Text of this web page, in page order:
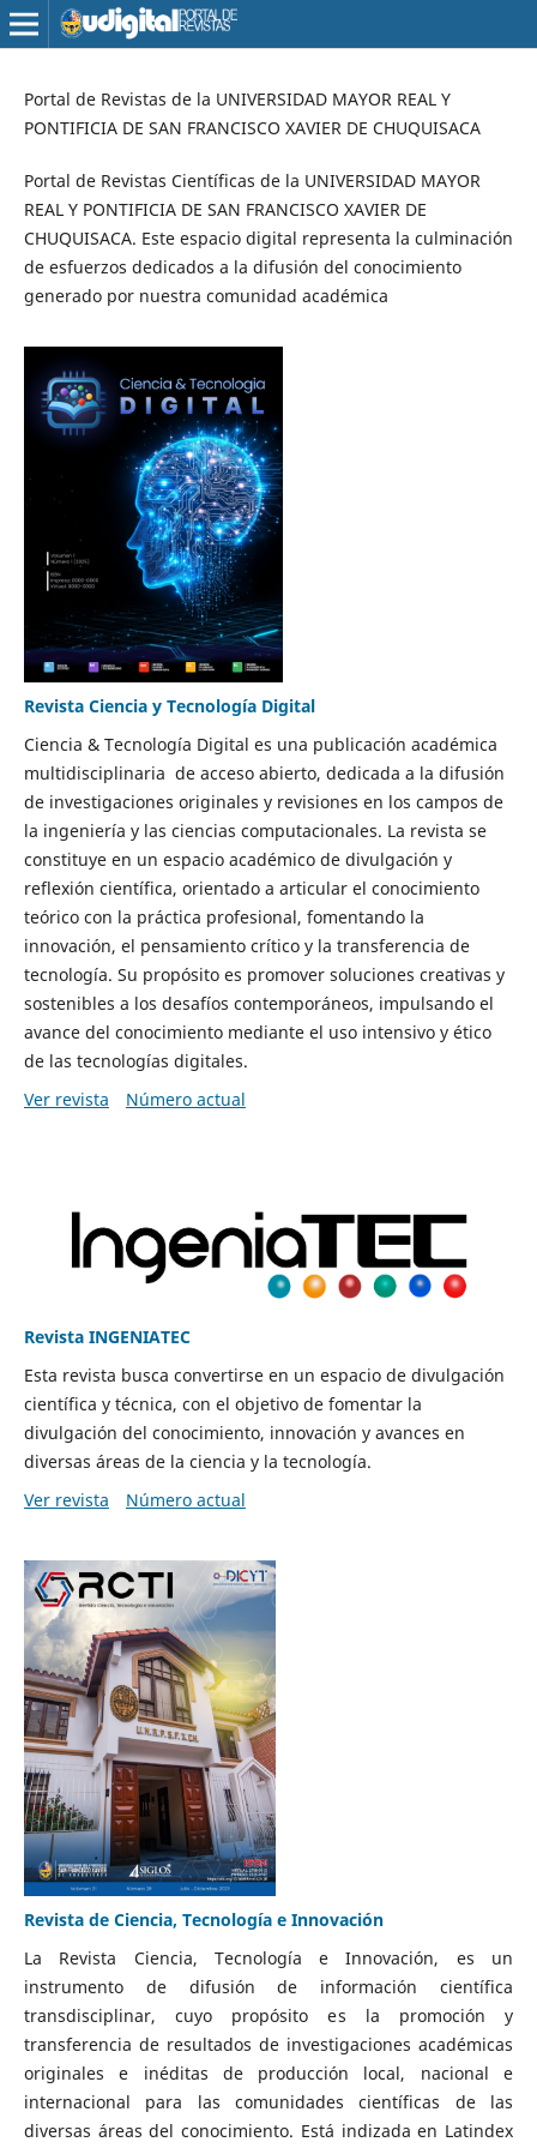
Portal de Revistas de la UNIVERSIDAD MAYOR REAL Y
PONTIFICIA DE SAN FRANCISCO XAVIER DE CHUQUISACA
Portal de Revistas Científicas de la UNIVERSIDAD MAYOR
REAL Y PONTIFICIA DE SAN FRANCISCO XAVIER DE
CHUQUISACA. Este espacio digital representa la culminación
de esfuerzos dedicados a la difusión del conocimiento
generado por nuestra comunidad académica
Revista Ciencia y Tecnología Digital
Ciencia & Tecnología Digital es una publicación académica
multidisciplinaria de acceso abierto, dedicada a la difusión
de investigaciones originales y revisiones en los campos de
la ingeniería y las ciencias computacionales. La revista se
constituye en un espacio académico de divulgación y
reflexión científica, orientado a articular el conocimiento
teórico con la práctica profesional, fomentando la
innovación, el pensamiento crítico y la transferencia de
tecnología. Su propósito es promover soluciones creativas y
sostenibles a los desafíos contemporáneos, impulsando el
avance del conocimiento mediante el uso intensivo y ético
de las tecnologías digitales.
Ver revista
Número actual
Revista INGENIATEC
Esta revista busca convertirse en un espacio de divulgación
científica y técnica, con el objetivo de fomentar la
divulgación del conocimiento, innovación y avances en
diversas áreas de la ciencia y la tecnología.
Ver revista
Número actual
Revista de Ciencia, Tecnología e Innovación
La Revista Ciencia, Tecnología e Innovación, es un
instrumento de difusión de información científica
transdisciplinar, cuyo propósito es la promoción y
transferencia de resultados de investigaciones académicas
originales e inéditas de producción local, nacional e
internacional para las comunidades científicas de las
diversas áreas del conocimiento. Está indizada en Latindex